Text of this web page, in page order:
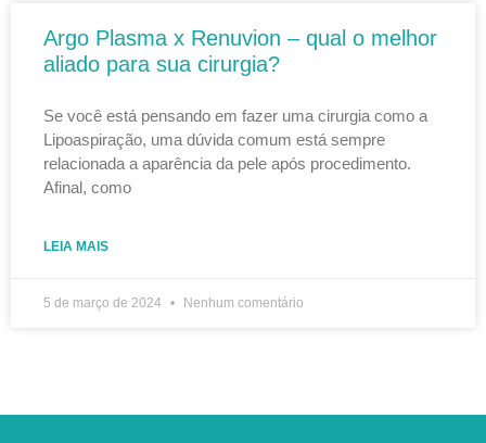
Argo Plasma x Renuvion – qual o melhor
aliado para sua cirurgia?
Se você está pensando em fazer uma cirurgia como a
Lipoaspiração, uma dúvida comum está sempre
relacionada a aparência da pele após procedimento.
Afinal, como
LEIA MAIS
5 de março de 2024 Nenhum comentário